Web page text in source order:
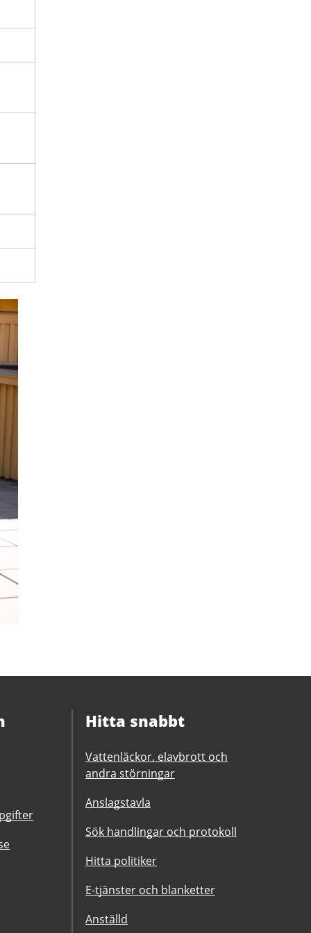
Hitta snabbt
Vattenläckor, elavbrott och
andra störningar
Anslagstavla
Sök handlingar och protokoll
Hitta politiker
E-tjänster och blanketter
Anställd